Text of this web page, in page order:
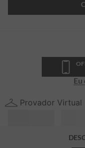
Provador Virtual